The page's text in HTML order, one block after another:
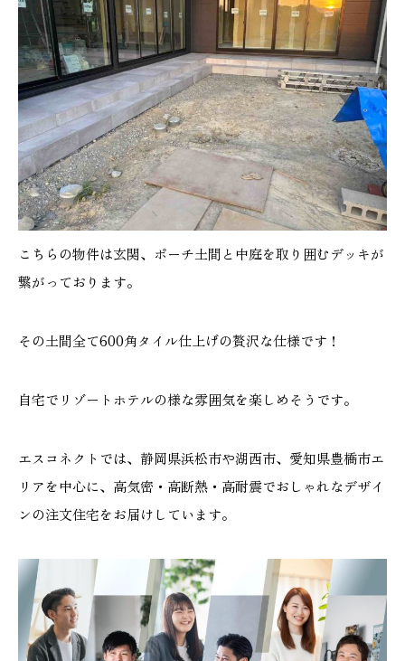
GALLERY
施工ギャラリー
STAFF BLOG
スタッフブログ
COMPANY
会社情報
ACCESS MAP
アクセスマップ
プライバシーポリシー
053-488-5127
10:00〜19:00 水曜定休
053-430-5123
10:00〜19:00 水曜定休
こちらの物件は玄関、ポーチ土間と中庭を取り囲むデッキが
繋がっております。
その土間全て600角タイル仕上げの贅沢な仕様です！
自宅でリゾートホテルの様な雰囲気を楽しめそうです。
エスコネクトでは、静岡県浜松市や湖西市、愛知県豊橋市エ
リアを中心に、高気密・高断熱・高耐震でおしゃれなデザイ
ンの注文住宅をお届けしています。